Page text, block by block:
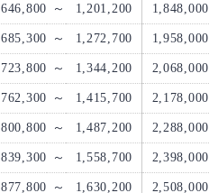
646,800 ～ 1,201,200 1,848,000
685,300 ～ 1,272,700 1,958,000
723,800 ～ 1,344,200 2,068,000
762,300 ～ 1,415,700 2,178,000
800,800 ～ 1,487,200 2,288,000
839,300 ～ 1,558,700 2,398,000
877,800 ～ 1,630,200 2,508,000